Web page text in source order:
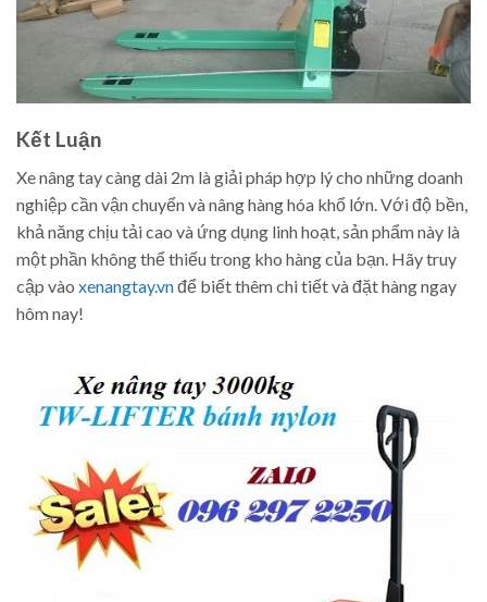
Kết Luận
Xe nâng tay càng dài 2m là giải pháp hợp lý cho những doanh
nghiệp cần vận chuyển và nâng hàng hóa khổ lớn. Với độ bền,
khả năng chịu tải cao và ứng dụng linh hoạt, sản phẩm này là
một phần không thể thiếu trong kho hàng của bạn. Hãy truy
cập vào xenangtay.vnđể biết thêm chi tiết và đặt hàng ngay
hôm nay!